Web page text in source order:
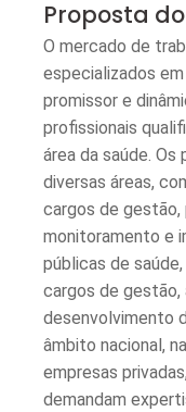
Proposta
O mercado de
especializados
promissor e
profissionais
área da saúde.
diversas áreas,
cargos de gestão,
monitoramento e
públicas de
cargos de gestão,
desenvolvimento
âmbito nacional,
empresas
demandam